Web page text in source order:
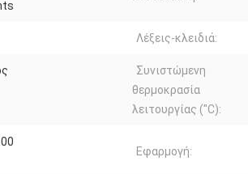
Λέξεις-κλειδιά:
Συνιστώμενη
θερμοκρασία
λειτουργίας ("C):
Εφαρμογή: